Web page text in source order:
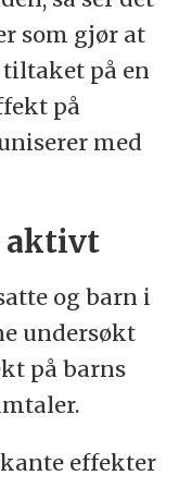
som gjør at
på en
på
med
aktivt
og barn i
undersøkt
på barns
effekter